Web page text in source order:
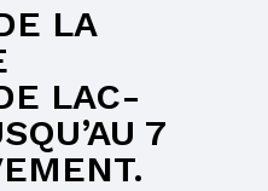
LA
LAC-
7